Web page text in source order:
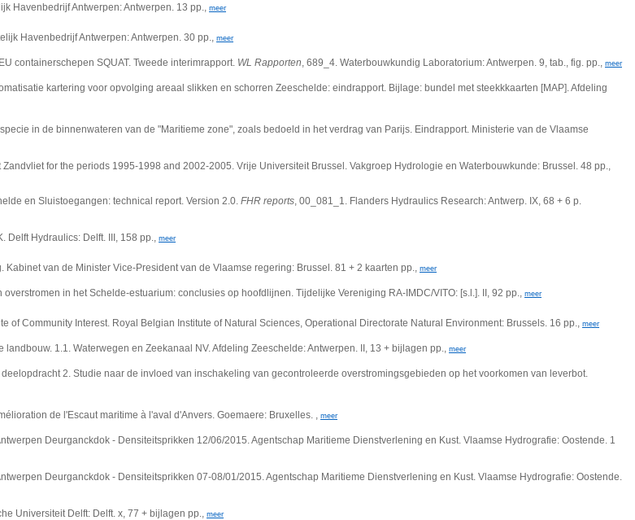
Havenbedrijf Antwerpen: Antwerpen. 13 pp., meer
Havenbedrijf Antwerpen: Antwerpen. 30 pp., meer
containerschepen SQUAT. Tweede interimrapport. WL Rapporten , 689_4. Waterbouwkundig Laboratorium: Antwerpen. 9, tab., fig. pp., meer
kartering voor opvolging areaal slikken en schorren Zeeschelde: eindrapport. Bijlage: bundel met steekkkaarten [MAP]. Afdeling
in de binnenwateren van de "Maritieme zone", zoals bedoeld in het verdrag van Parijs. Eindrapport. Ministerie van de Vlaamse
for the periods 1995-1998 and 2002-2005. Vrije Universiteit Brussel. Vakgroep Hydrologie en Waterbouwkunde: Brussel. 48 pp.,
en Sluistoegangen: technical report. Version 2.0. FHR reports , 00_081_1. Flanders Hydraulics Research: Antwerp. IX, 68 + 6 p.
Hydraulics: Delft. III, 158 pp., meer
van de Minister Vice-President van de Vlaamse regering: Brussel. 81 + 2 kaarten pp., meer
in het Schelde-estuarium: conclusies op hoofdlijnen. Tijdelijke Vereniging RA-IMDC/VITO: [s.l.]. II, 92 pp., meer
of Community Interest. Royal Belgian Institute of Natural Sciences, Operational Directorate Natural Environment: Brussels. 16 pp., meer
1.1. Waterwegen en Zeekanaal NV. Afdeling Zeeschelde: Antwerpen. II, 13 + bijlagen pp., meer
2. Studie naar de invloed van inschakeling van gecontroleerde overstromingsgebieden op het voorkomen van leverbot.
de l'Escaut maritime à l'aval d'Anvers. Goemaere: Bruxelles. , meer
Deurganckdok - Densiteitsprikken 12/06/2015. Agentschap Maritieme Dienstverlening en Kust. Vlaamse Hydrografie: Oostende. 1
Deurganckdok - Densiteitsprikken 07-08/01/2015. Agentschap Maritieme Dienstverlening en Kust. Vlaamse Hydrografie: Oostende.
Universiteit Delft: Delft. x, 77 + bijlagen pp., meer